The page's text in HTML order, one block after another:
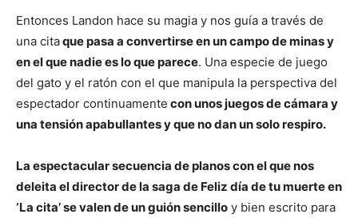
Entonces Landon hace su magia y nos guía a través de
una citaque pasa a convertirse en un campo de minas y
en el que nadie es lo que parece. Una especie de juego
del gato y el ratón con el que manipula la perspectiva del
espectador continuamente con unos juegos de cámara y
una tensión apabullantes y que no dan un solo respiro.
La espectacular secuencia de planos con el que nos
deleita el director de la saga de Feliz día de tu muerte en
‘La cita’ se valen de un guión sencillo y bien escrito para